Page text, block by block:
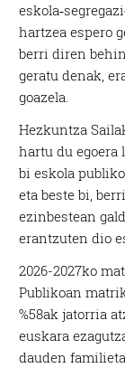
hartzea espero
berri diren
geratu denak,
goazela.
Hezkuntza
hartu du
bi eskola
eta beste bi,
ezinbestean
erantzuten dio
2026-2027ko
Publikoan
%58ak jatorria
euskara
dauden